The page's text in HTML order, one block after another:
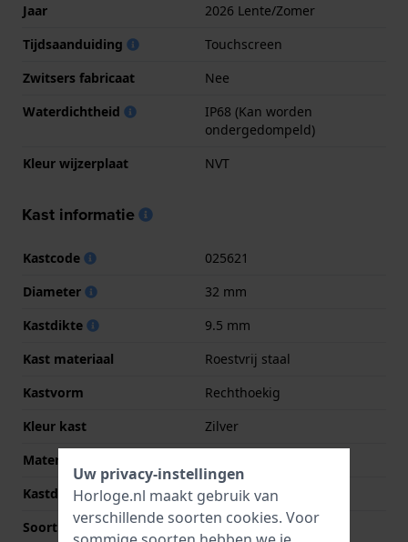
Jaar
2026 Lente/Zomer
Tijdsaanduiding
Touchscreen
Zwitsers fabricaat
Nee
Waterdichtheid
IP68 (Kan worden
ondergedompeld)
Kleur wijzerplaat
NVT
Kast informatie
Kastcode
025621
Diameter
32 mm
Kastdikte
9.5 mm
Kast materiaal
Roestvrij staal
Kastvorm
Rechthoekig
Kleur kast
Zilver
Materiaal kastdeksel
Kastdeksel
Klikkast
Soort glas
Gehard mineraalglas
Uw privacy-instellingen
Horloge.nl maakt gebruik van
verschillende soorten cookies. Voor